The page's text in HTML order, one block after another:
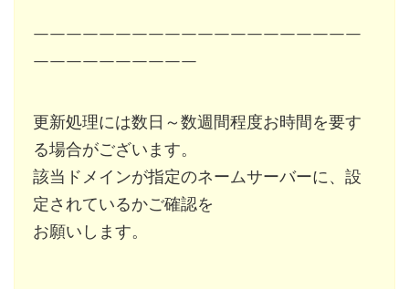
￣￣￣￣￣￣￣￣￣￣￣￣￣￣￣￣￣￣￣￣
￣￣￣￣￣￣￣￣￣￣
更新処理には数日～数週間程度お時間を要す
る場合がございます。
該当ドメインが指定のネームサーバーに、設
定されているかご確認を
お願いします。